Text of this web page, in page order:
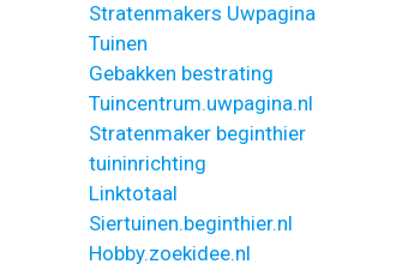
Stratenmakers Uwpagina
Tuinen
Gebakken bestrating
Tuincentrum.uwpagina.nl
Stratenmaker beginthier
tuininrichting
Linktotaal
Siertuinen.beginthier.nl
Hobby.zoekidee.nl